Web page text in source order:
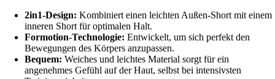
2in1-Design: Kombiniert einen leichten Außen-Short mit einem
inneren Short für optimalen Halt.
Formotion-Technologie: Entwickelt, um sich perfekt den
Bewegungen des Körpers anzupassen.
Bequem: Weiches und leichtes Material sorgt für ein
angenehmes Gefühl auf der Haut, selbst bei intensivsten